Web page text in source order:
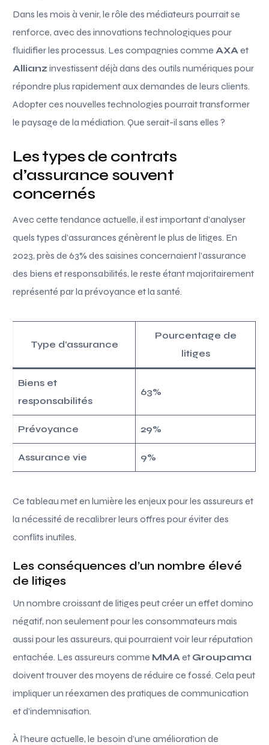
Dans les mois à venir, le rôle des médiateurs pourrait se
renforce, avec des innovations technologiques pour
fluidifier les processus. Les compagnies comme AXA et
Allianz investissent déjà dans des outils numériques pour
répondre plus rapidement aux demandes de leurs clients.
Adopter ces nouvelles technologies pourrait transformer
le paysage de la médiation. Que serait-il sans elles ?
Les types de contrats
d’assurance souvent
concernés
Avec cette tendance actuelle, il est important d’analyser
quels types d’assurances génèrent le plus de litiges. En
2023, près de 63% des saisines concernaient l’assurance
des biens et responsabilités, le reste étant majoritairement
représenté par la prévoyance et la santé.
Type d’assurance
Pourcentage de
litiges
Biens et
responsabilités
63%
Prévoyance 29%
Assurance vie 9%
Ce tableau met en lumière les enjeux pour les assureurs et
la nécessité de recalibrer leurs offres pour éviter des
conflits inutiles.
Les conséquences d’un nombre élevé
de litiges
Un nombre croissant de litiges peut créer un effet domino
négatif, non seulement pour les consommateurs mais
aussi pour les assureurs, qui pourraient voir leur réputation
entachée. Les assureurs comme MMA et Groupama
doivent trouver des moyens de réduire ce fossé. Cela peut
impliquer un réexamen des pratiques de communication
et d’indemnisation.
À l’heure actuelle, le besoin d’une amélioration de